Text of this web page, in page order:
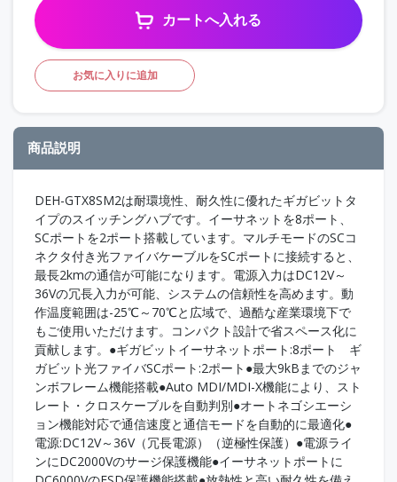
カートへ入れる
お気に入りに追加
商品説明
DEH-GTX8SM2は耐環境性、耐久性に優れたギガビットタ
イプのスイッチングハブです。イーサネットを8ポート、
SCポートを2ポート搭載しています。マルチモードのSCコ
ネクタ付き光ファイバケーブルをSCポートに接続すると、
最長2kmの通信が可能になります。電源入力はDC12V～
36Vの冗長入力が可能、システムの信頼性を高めます。動
作温度範囲は-25℃～70℃と広域で、過酷な産業環境下で
もご使用いただけます。コンパクト設計で省スペース化に
貢献します。●ギガビットイーサネットポート:8ポート ギ
ガビット光ファイバSCポート:2ポート●最大9kBまでのジャ
ンボフレーム機能搭載●Auto MDI/MDI-X機能により、スト
レート・クロスケーブルを自動判別●オートネゴシエーシ
ョン機能対応で通信速度と通信モードを自動的に最適化●
電源:DC12V～36V（冗長電源）（逆極性保護）●電源ライ
ンにDC2000Vのサージ保護機能●イーサネットポートに